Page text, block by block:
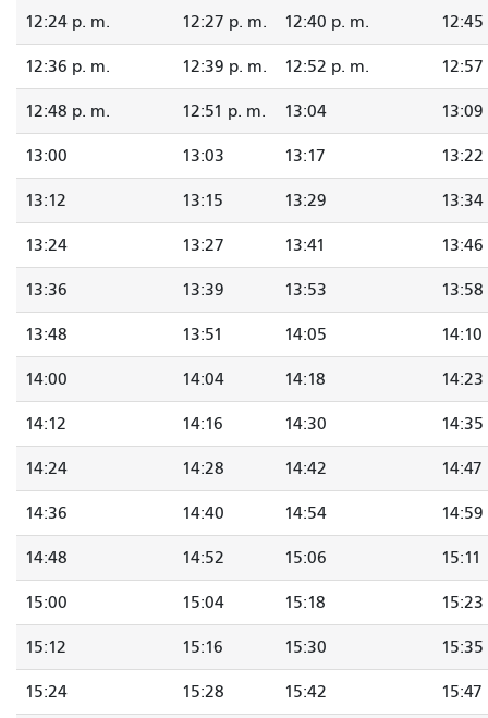
12:24 p. m. 12:27 p. m. 12:40 p. m.
12:36 p. m. 12:39 p. m. 12:52 p. m.
12:48 p. m. 12:51 p. m. 13:04 13:09
13:00 13:03 13:17 13:22
13:12 13:15 13:29 13:34
13:24 13:27 13:41 13:46
13:36 13:39 13:53 13:58
13:48 13:51 14:05 14:10
14:00 14:04 14:18 14:23
14:12 14:16 14:30 14:35
14:24 14:28 14:42 14:47
14:36 14:40 14:54 14:59
14:48 14:52 15:06 15:11
15:00 15:04 15:18 15:23
15:12 15:16 15:30 15:35
15:24 15:28 15:42 15:47